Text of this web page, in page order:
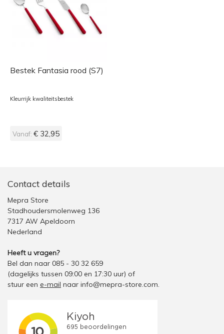
Bestek Fantasia rood (S7)
Kleurrijk kwaliteitsbestek
Vanaf: € 32,95
Contact details
Mepra Store
Stadhoudersmolenweg 136
7317 AW Apeldoorn
Nederland
Heeft u vragen?
Bel dan naar 085 - 30 32 659
(dagelijks tussen 09:00 en 17:30 uur) of
stuur een e-mail naar info@mepra-store.com.